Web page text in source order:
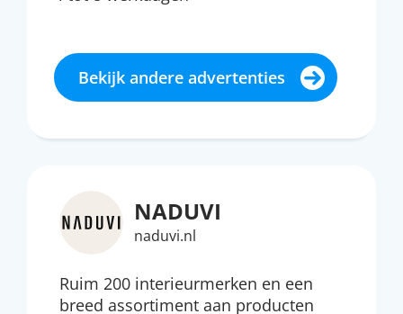
Bekijk andere advertenties
NADUVI
naduvi.nl
Ruim 200 interieurmerken en een
breed assortiment aan producten